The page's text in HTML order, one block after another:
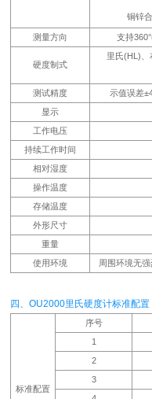
铜锌
测量方向 支持
硬度制式
里氏(HL)
测试精度
示值误差
显示
工作电压
持续工作时间
相对湿度
操作温度
存储温度
外形尺寸
重量
使用环境
周围环境无
四、OU2000里氏硬度计标准配置
标准配置
序号
1
2
3